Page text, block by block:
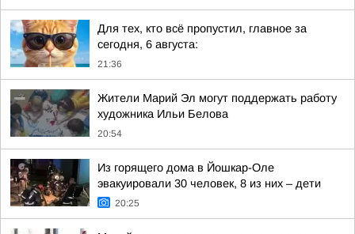
Для тех, кто всё пропустил, главное за
сегодня, 6 августа:
21:36
Жители Марий Эл могут поддержать работу
художника Ильи Белова
20:54
Из горящего дома в Йошкар-Оле
эвакуировали 30 человек, 8 из них – дети
20:25